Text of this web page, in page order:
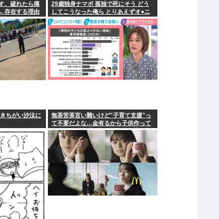
、破れたら痛
存在する理由
29歳独身ナマポ 孤独で死にそう どう
してこうなった俺ら とりあえずオ●ニ
ーしてきた
ちがい沙汰に
無茶苦茶言い難いけど"子育て支援"っ
て不要だよな…金有るから子供作って
る癖に更に政府からたんまり金貰う屑
だよ